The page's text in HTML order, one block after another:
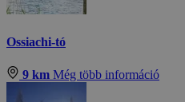
Ossiachi-tó
9 km Még több információ